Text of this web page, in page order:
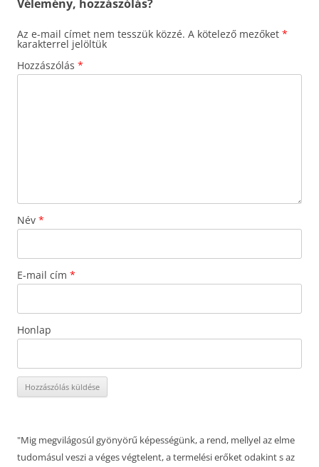
Vélemény, hozzászólás?
Az e-mail címet nem tesszük közzé. A kötelező mezőket *
karakterrel jelöltük
Hozzászólás *
Név *
E-mail cím *
Honlap
"Mig megvilágosúl gyönyörű képességünk, a rend, mellyel az elme
tudomásul veszi a véges végtelent, a termelési erőket odakint s az